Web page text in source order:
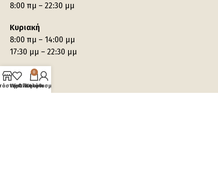
8:00 πμ – 22:30 μμ
Κυριακή
8:00 πμ – 14:00 μμ
17:30 μμ – 22:30 μμ
Wishlist
0
Καλάθι
Ο λογαριασμός μου